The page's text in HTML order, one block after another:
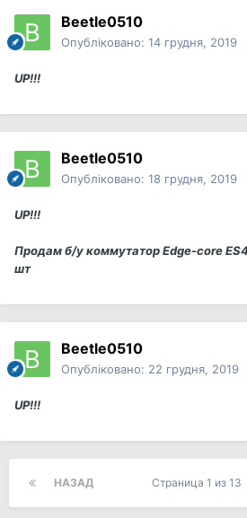
Beetle0510
Опубліковано: 14 грудня, 2019
UP!!!
Beetle0510
Опубліковано: 18 грудня, 2019
UP!!!
Продам б/у коммутатор Edge-core
шт
Beetle0510
Опубліковано: 22 грудня, 2019
UP!!!
НАЗАД Страница 1 из 13